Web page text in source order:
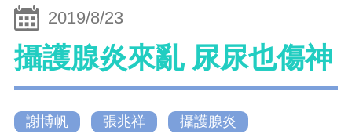
2019/8/23
攝護腺炎來亂 尿尿也傷神
謝博帆 張兆祥 攝護腺炎